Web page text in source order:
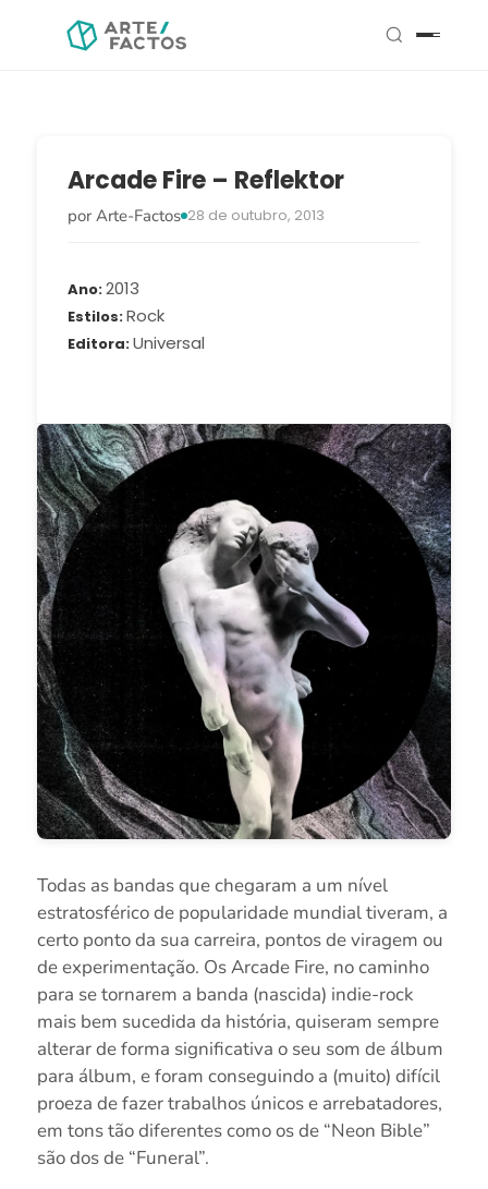
Arcade Fire – Reflektor
por Arte-Factos 28 de outubro, 2013
Ano 2013
Estilos Rock
Editora Universal
Todas as bandas que chegaram a um nível
estratosférico de popularidade mundial tiveram, a
certo ponto da sua carreira, pontos de viragem ou
de experimentação. Os Arcade Fire, no caminho
para se tornarem a banda (nascida) indie-rock
mais bem sucedida da história, quiseram sempre
alterar de forma significativa o seu som de álbum
para álbum, e foram conseguindo a (muito) difícil
proeza de fazer trabalhos únicos e arrebatadores,
em tons tão diferentes como os de “Neon Bible”
são dos de “Funeral”.